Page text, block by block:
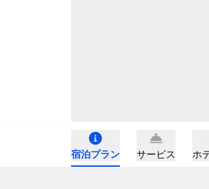
宿泊プラン サービス ホ